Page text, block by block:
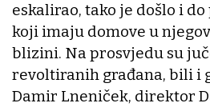
eskalirao, tako je došlo i
koji imaju domove u
blizini. Na prosvjedu su
revoltiranih građana, bili i
Damir Lneniček, direktor